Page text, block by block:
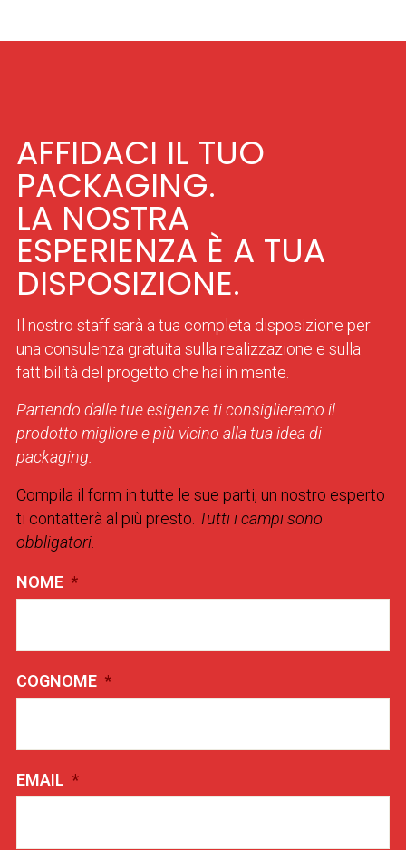
AFFIDACI IL TUO
PACKAGING.
LA NOSTRA
ESPERIENZA È A TUA
DISPOSIZIONE.
Il nostro staff sarà a tua completa disposizione per
una consulenza gratuita sulla realizzazione e sulla
fattibilità del progetto che hai in mente.
Partendo dalle tue esigenze ti consiglieremo il
prodotto migliore e più vicino alla tua idea di
packaging.
Compila il form in tutte le sue parti, un nostro esperto
ti contatterà al più presto. Tutti i campi sono
obbligatori.
NOME *
COGNOME *
EMAIL *